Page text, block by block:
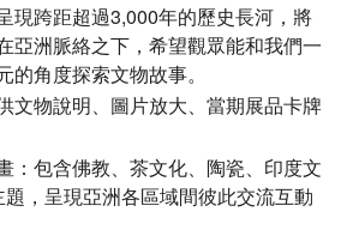
現跨距超過3,000年的歷史長河，將
亞洲脈絡之下，希望觀眾能和我們一
的角度探索文物故事。
文物說明、圖片放大、當期展品卡牌
：包含佛教、茶文化、陶瓷、印度文
，呈現亞洲各區域間彼此交流互動